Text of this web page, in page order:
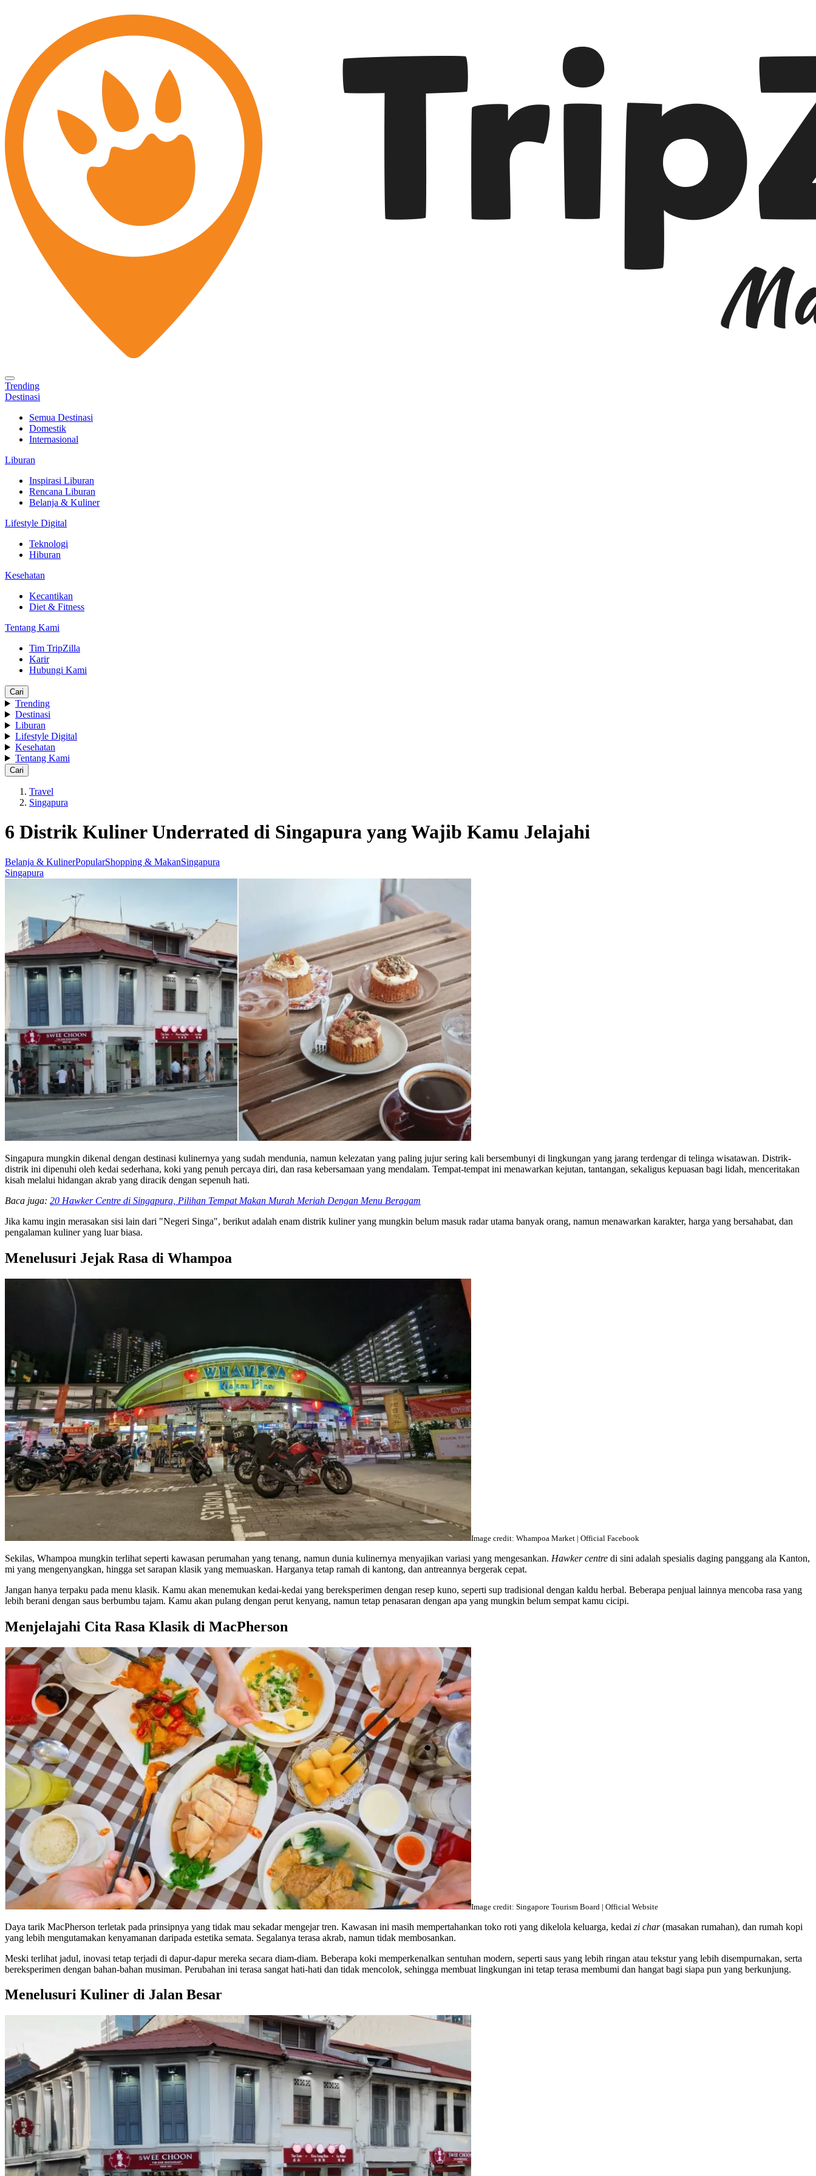
Trending
Destinasi
Semua Destinasi
Domestik
Internasional
Liburan
Inspirasi Liburan
Rencana Liburan
Belanja & Kuliner
Lifestyle Digital
Teknologi
Hiburan
Kesehatan
Kecantikan
Diet & Fitness
Tentang Kami
Tim TripZilla
Karir
Hubungi Kami
Cari
Trending
Destinasi
Liburan
Lifestyle Digital
Kesehatan
Tentang Kami
Cari
Travel
Singapura
6 Distrik Kuliner Underrated di Singapura yang Wajib Kamu Jelajahi
Belanja & KulinerPopularShopping & MakanSingapura
Singapura
Singapura mungkin dikenal dengan destinasi kulinernya yang sudah mendunia, namun kelezatan yang paling jujur sering kali bersembunyi di lingkungan yang jarang terdengar di telinga wisatawan. Distrik-
distrik ini dipenuhi oleh kedai sederhana, koki yang penuh percaya diri, dan rasa kebersamaan yang mendalam. Tempat-tempat ini menawarkan kejutan, tantangan, sekaligus kepuasan bagi lidah, menceritakan
kisah melalui hidangan akrab yang diracik dengan sepenuh hati.
Baca juga: 20 Hawker Centre di Singapura, Pilihan Tempat Makan Murah Meriah Dengan Menu Beragam
Jika kamu ingin merasakan sisi lain dari "Negeri Singa", berikut adalah enam distrik kuliner yang mungkin belum masuk radar utama banyak orang, namun menawarkan karakter, harga yang bersahabat, dan
pengalaman kuliner yang luar biasa.
Menelusuri Jejak Rasa di Whampoa
Image credit: Whampoa Market | Official Facebook
Sekilas, Whampoa mungkin terlihat seperti kawasan perumahan yang tenang, namun dunia kulinernya menyajikan variasi yang mengesankan. Hawker centre di sini adalah spesialis daging panggang ala Kanton,
mi yang mengenyangkan, hingga set sarapan klasik yang memuaskan. Harganya tetap ramah di kantong, dan antreannya bergerak cepat.
Jangan hanya terpaku pada menu klasik. Kamu akan menemukan kedai-kedai yang bereksperimen dengan resep kuno, seperti sup tradisional dengan kaldu herbal. Beberapa penjual lainnya mencoba rasa yang
lebih berani dengan saus berbumbu tajam. Kamu akan pulang dengan perut kenyang, namun tetap penasaran dengan apa yang mungkin belum sempat kamu cicipi.
Menjelajahi Cita Rasa Klasik di MacPherson
Image credit: Singapore Tourism Board | Official Website
Daya tarik MacPherson terletak pada prinsipnya yang tidak mau sekadar mengejar tren. Kawasan ini masih mempertahankan toko roti yang dikelola keluarga, kedai zi char(masakan rumahan), dan rumah kopi
yang lebih mengutamakan kenyamanan daripada estetika semata. Segalanya terasa akrab, namun tidak membosankan.
Meski terlihat jadul, inovasi tetap terjadi di dapur-dapur mereka secara diam-diam. Beberapa koki memperkenalkan sentuhan modern, seperti saus yang lebih ringan atau tekstur yang lebih disempurnakan, serta
bereksperimen dengan bahan-bahan musiman. Perubahan ini terasa sangat hati-hati dan tidak mencolok, sehingga membuat lingkungan ini tetap terasa membumi dan hangat bagi siapa pun yang berkunjung.
Menelusuri Kuliner di Jalan Besar